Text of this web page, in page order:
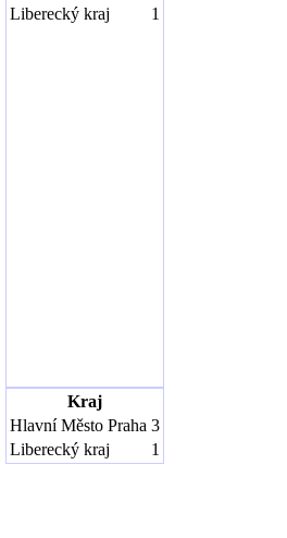
Liberecký kraj
1
Kraj
Hlavní Město Praha 3
Liberecký kraj
1